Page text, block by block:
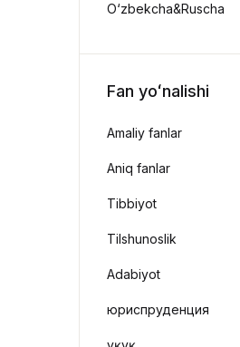
O‘zbekcha&Ruscha
Fan yoʻnalishi
Amaliy fanlar
Aniq fanlar
Tibbiyot
Tilshunoslik
Adabiyot
юриспруденция